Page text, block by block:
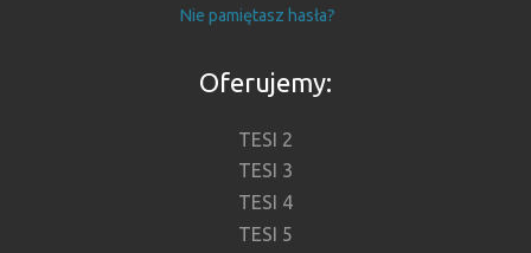
Nie pamiętasz hasła?
Oferujemy:
TESI 2
TESI 3
TESI 4
TESI 5